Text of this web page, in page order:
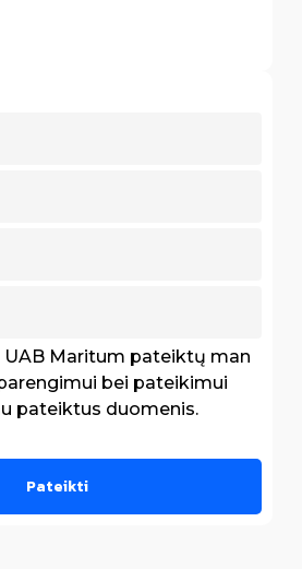
UAB Maritum pateiktų man
bei pateikimui
pateiktus duomenis.